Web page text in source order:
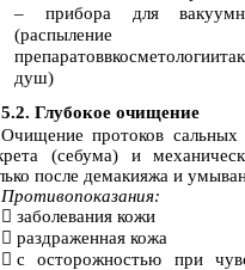
– прибора для
(распыление
душ)
5.2. Глубокое очищение
Очищение протоков
(себума) и
после демакияжа и
Противопоказания:
 заболевания кожи
 раздраженная кожа
 с осторожностью при